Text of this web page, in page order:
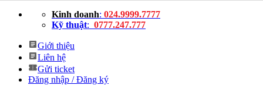
dung
Kinh doanh: 024.9999.7777
Kỹ thuật: 0777.247.777
Giới thiệu
Liên hệ
Gửi ticket
Đăng nhập / Đăng ký